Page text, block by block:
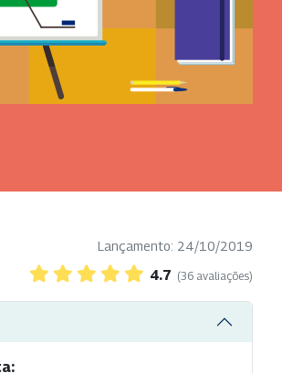
Lançamento: 24/10/2019
4.7 (36 avaliações)